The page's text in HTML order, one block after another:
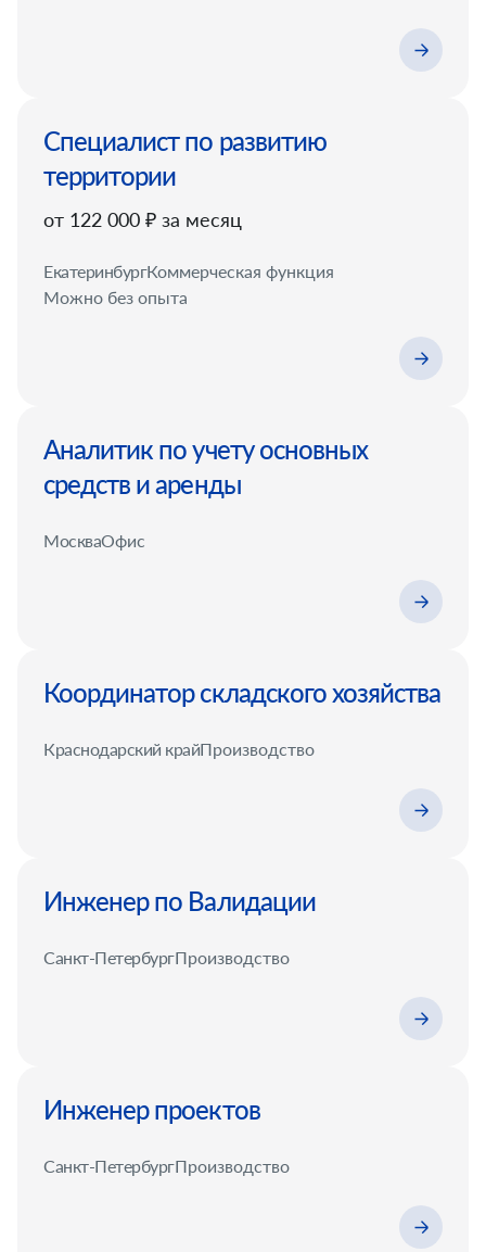
Специалист по развитию
территории
от 122 000 ₽ за месяц
ЕкатеринбургКоммерческая функция
Можно без опыта
Аналитик по учету основных
средств и аренды
МоскваОфис
Координатор складского хозяйства
Краснодарский крайПроизводство
Инженер по Валидации
Санкт-ПетербургПроизводство
Инженер проектов
Санкт-ПетербургПроизводство